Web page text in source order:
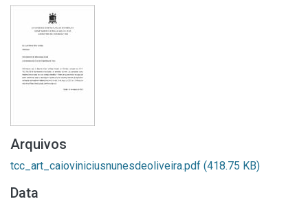
Arquivos
tcc_art_caioviniciusnunesdeoliveira.pdf (418.75 KB)
Data